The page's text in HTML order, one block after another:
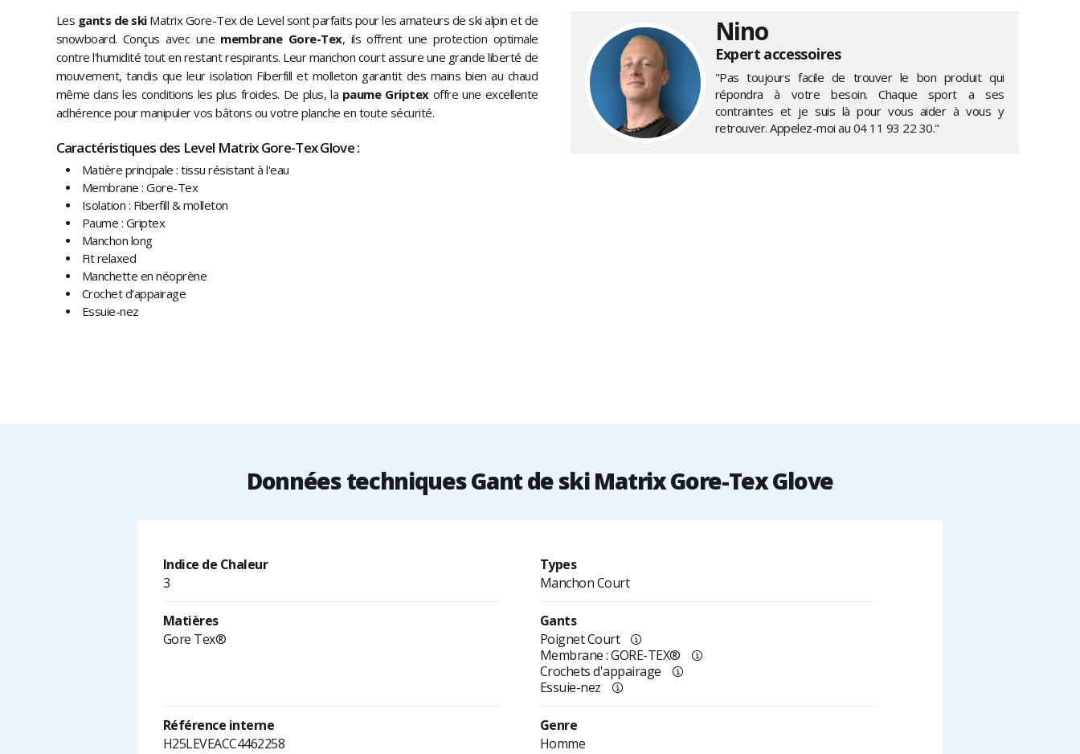
Les gants de skiMatrix Gore-Tex de Level sont parfaits pour les amateurs de ski alpin et de
snowboard. Conçus avec une membrane Gore-Tex, ils offrent une protection optimale
contre l'humidité tout en restant respirants. Leur manchon court assure une grande liberté de
mouvement, tandis que leur isolation Fiberfill et molleton garantit des mains bien au chaud
même dans les conditions les plus froides. De plus, la paume Griptex offre une excellente
adhérence pour manipuler vos bâtons ou votre planche en toute sécurité.
Caractéristiques des Level Matrix Gore-Tex Glove :
Matière principale : tissu résistant à l'eau
Membrane : Gore-Tex
Isolation : Fiberfill & molleton
Paume : Griptex
Manchon long
Fit relaxed
Manchette en néoprène
Crochet d'appairage
Essuie-nez
Nino
Expert accessoires
"Pas toujours facile de trouver le bon produit qui
répondra à votre besoin. Chaque sport a ses
contraintes et je suis là pour vous aider à vous y
retrouver. Appelez-moi au 04 11 93 22 30."
Données techniques Gant de ski Matrix Gore-Tex Glove
Indice de Chaleur
3
Types
Manchon Court
Matières
Gore Tex®
Gants
Poignet Court
Membrane : GORE-TEX®
Crochets d'appairage
Essuie-nez
Référence interne
H25LEVEACC4462258
Genre
Homme